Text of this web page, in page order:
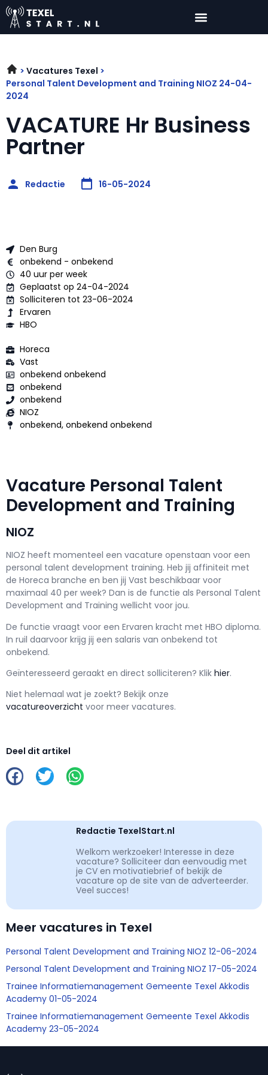
Vacatures Texel
Personal Talent Development and Training NIOZ 24-04-
2024
VACATURE Hr Business
Partner
Redactie 16-05-2024
Den Burg
onbekend - onbekend
40 uur per week
Geplaatst op 24-04-2024
Solliciteren tot 23-06-2024
Ervaren
HBO
Horeca
Vast
onbekend onbekend
onbekend
onbekend
NIOZ
onbekend, onbekend onbekend
Vacature Personal Talent
Development and Training
NIOZ
NIOZ heeft momenteel een vacature openstaan voor een
personal talent development training. Heb jij affiniteit met
de Horeca branche en ben jij Vast beschikbaar voor
maximaal 40 per week? Dan is de functie als Personal Talent
Development and Training wellicht voor jou.
De functie vraagt voor een Ervaren kracht met HBO diploma.
In ruil daarvoor krijg jij een salaris van onbekend tot
onbekend.
Geïnteresseerd geraakt en direct solliciteren? Klik hier.
Niet helemaal wat je zoekt? Bekijk onze
vacatureoverzicht voor meer vacatures.
Deel dit artikel
Redactie TexelStart.nl
Welkom werkzoeker! Interesse in deze
vacature? Solliciteer dan eenvoudig met
je CV en motivatiebrief of bekijk de
vacature op de site van de adverteerder.
Veel succes!
Meer vacatures in Texel
Personal Talent Development and Training NIOZ 12-06-2024
Personal Talent Development and Training NIOZ 17-05-2024
Trainee Informatiemanagement Gemeente Texel Akkodis
Academy 01-05-2024
Trainee Informatiemanagement Gemeente Texel Akkodis
Academy 23-05-2024